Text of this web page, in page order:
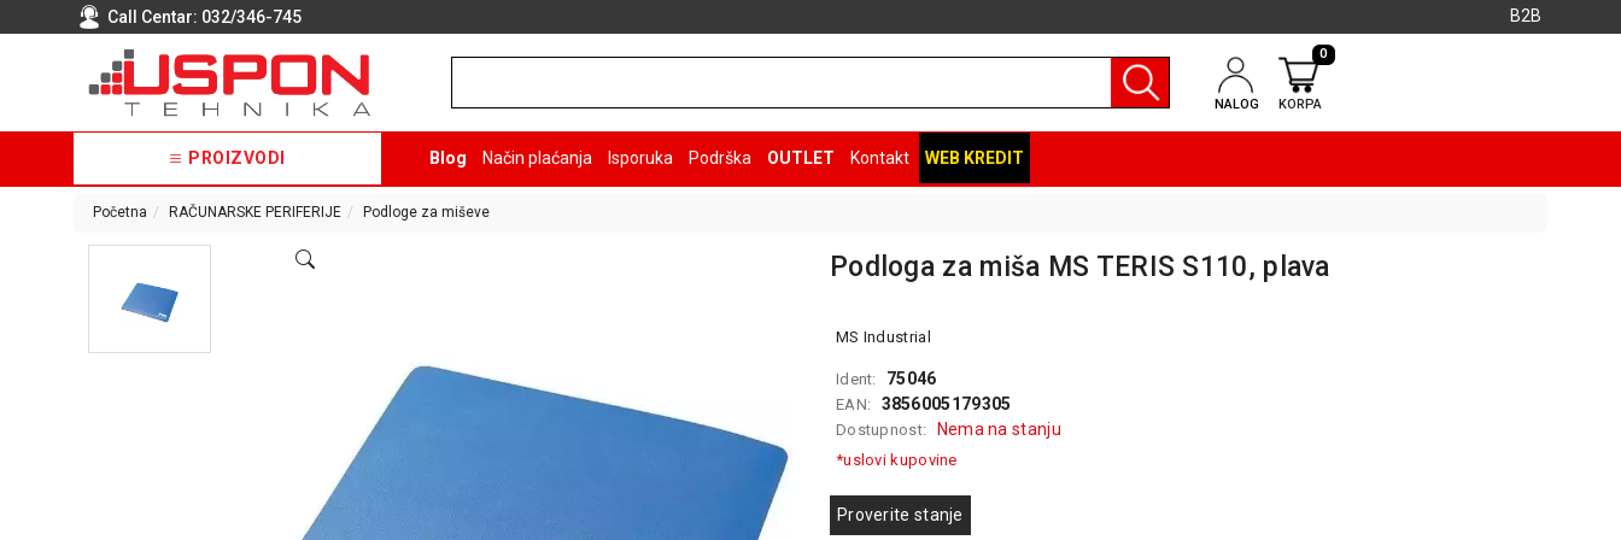
Call Centar: 032/346-745 B2B
NALOG KORPA
0
PROIZVODI Blog Način plaćanja Isporuka Podrška OUTLET Kontakt WEB KREDIT
Početna RAČUNARSKE PERIFERIJE Podloge za miševe
Podloga za miša MS TERIS S110, plava
MS Industrial
Ident: 75046
EAN: 3856005179305
Dostupnost: Nema na stanju
*uslovi kupovine
Proverite stanje